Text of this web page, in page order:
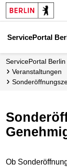
ServicePortal
ServicePortal Berlin
Veranstaltungen
Ob